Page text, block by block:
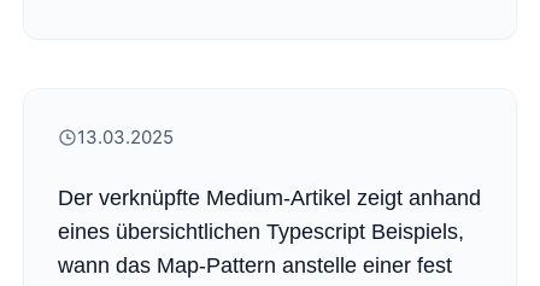
13.03.2025
Der verknüpfte Medium-Artikel zeigt anhand
eines übersichtlichen Typescript Beispiels,
wann das Map-Pattern anstelle einer fest